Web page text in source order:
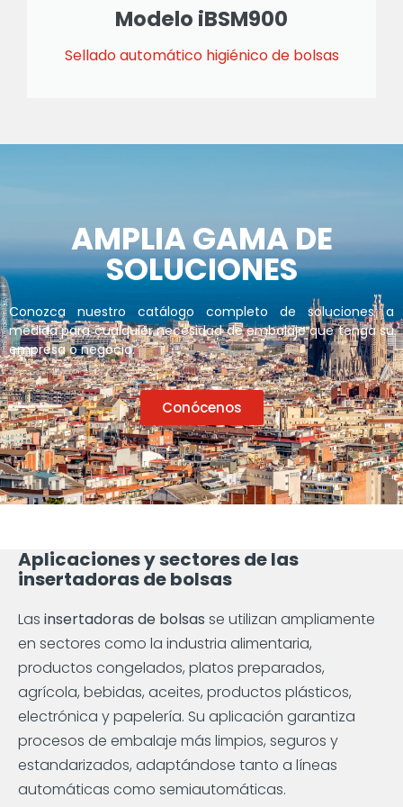
Modelo iBSM900
Sellado automático higiénico de bolsas
AMPLIA GAMA DE
SOLUCIONES
Conozca nuestro catálogo completo de soluciones a
medida para cualquier necesidad de embalaje que tenga su
empresa o negocio.
Conócenos
Aplicaciones y sectores de las
insertadoras de bolsas
Las insertadoras de bolsas se utilizan ampliamente
en sectores como la industria alimentaria,
productos congelados, platos preparados,
agrícola, bebidas, aceites, productos plásticos,
electrónica y papelería. Su aplicación garantiza
procesos de embalaje más limpios, seguros y
estandarizados, adaptándose tanto a líneas
automáticas como semiautomáticas.